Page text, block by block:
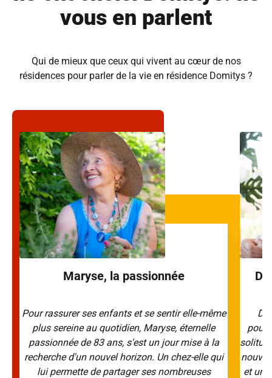
vous en parlent
Qui de mieux que ceux qui vivent au cœur de nos
résidences pour parler de la vie en résidence Domitys ?
Maryse, la passionnée
Pour rassurer ses enfants et se sentir elle-même
plus sereine au quotidien, Maryse, éternelle
passionnée de 83 ans, s'est un jour mise à la
recherche d'un nouvel horizon. Un chez-elle qui
lui permette de partager ses nombreuses
et